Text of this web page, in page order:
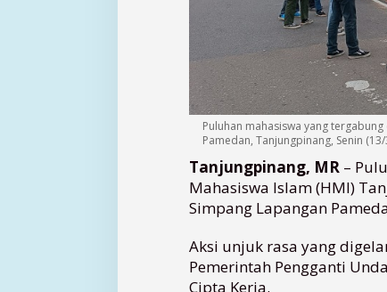
Puluhan mahasiswa yang
Pamedan, Tanjungpinang, Senin
Tanjungpinang, MR–
Mahasiswa Islam (HMI)
Simpang Lapangan
Aksi unjuk rasa yang
Pemerintah Pengganti
Cipta Kerja.